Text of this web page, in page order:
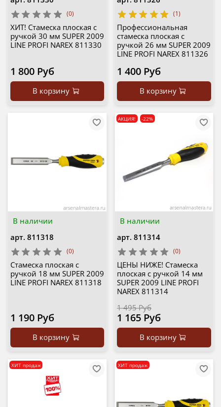
(0)
ХИТ! Стамеска плоская с
ручкой 30 мм SUPER 2009
LINE PROFI NAREX 811330
1 800 Руб
В корзину
(1)
Профессиональная
стамеска плоская с
ручкой 26 мм SUPER 2009
LINE PROFI NAREX 811326
1 400 Руб
В корзину
В наличии
арт. 811318
(0)
Стамеска плоская с
ручкой 18 мм SUPER 2009
LINE PROFI NAREX 811318
1 190 Руб
В корзину
В наличии
АКЦИЯ! -22%
арт. 811314
(0)
ЦЕНЫ НИЖЕ! Стамеска
плоская с ручкой 14 мм
SUPER 2009 LINE PROFI
NAREX 811314
1 495 Руб
1 165 Руб
В корзину
ХИТ продаж ХИТ продаж